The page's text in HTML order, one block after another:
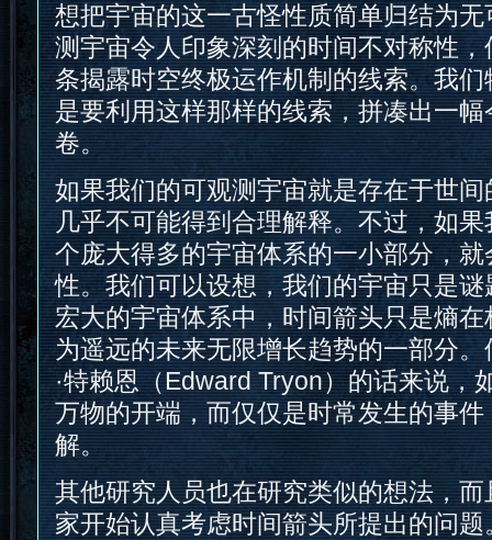
想把宇宙的这一古怪性质简单归结为
测宇宙令人印象深刻的时间不对称性
条揭露时空终极运作机制的线索。我
是要利用这样那样的线索，拼凑出一
卷。
如果我们的可观测宇宙就是存在于世
几乎不可能得到合理解释。不过，如
个庞大得多的宇宙体系的一小部分，
性。我们可以设想，我们的宇宙只是
宏大的宇宙体系中，时间箭头只是熵
为遥远的未来无限增长趋势的一部分
·特赖恩（Edward Tryon）的话来说，
万物的开端，而仅仅是时常发生的事
解。
其他研究人员也在研究类似的想法，
家开始认真考虑时间箭头所提出的问